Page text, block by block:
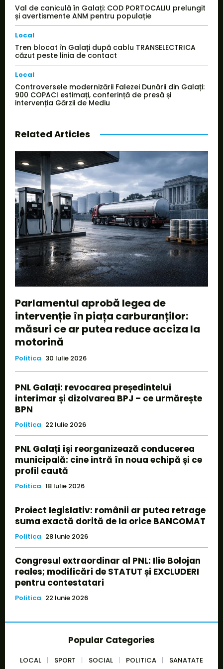
Val de caniculă în Galați: COD PORTOCALIU prelungit
și avertismente ANM pentru populație
Local
Tren blocat în Galați după cablu TRANSELECTRICA
căzut peste linia de contact
Local
Controversele modernizării Falezei Dunării din Galați:
900 COPACI estimați, conferință de presă și
intervenția Gărzii de Mediu
Related Articles
Parlamentul aprobă legea de
intervenție în piața carburanților:
măsuri ce ar putea reduce acciza la
motorină
Politica 30 Iulie 2026
PNL Galați: revocarea președintelui
interimar și dizolvarea BPJ – ce urmărește
BPN
Politica 22 Iulie 2026
PNL Galați își reorganizează conducerea
municipală: cine intră în noua echipă și ce
profil caută
Politica 18 Iulie 2026
Proiect legislativ: românii ar putea retrage
suma exactă dorită de la orice BANCOMAT
Politica 28 Iunie 2026
Congresul extraordinar al PNL: Ilie Bolojan
reales; modificări de STATUT și EXCLUDERI
pentru contestatari
Politica 22 Iunie 2026
Popular Categories
LOCAL SPORT SOCIAL POLITICA
SANATATE